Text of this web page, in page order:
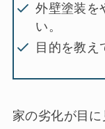
外壁塗装を
い。
目的を教え
家の劣化が目